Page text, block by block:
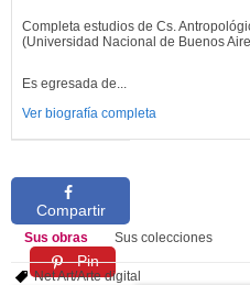
Completa estudios de Cs.
(Universidad Nacional de Buenos
Es egresada de...
Ver biografía completa
Compartir
Pin
Sus obras Sus colecciones
Net Art/Arte digital